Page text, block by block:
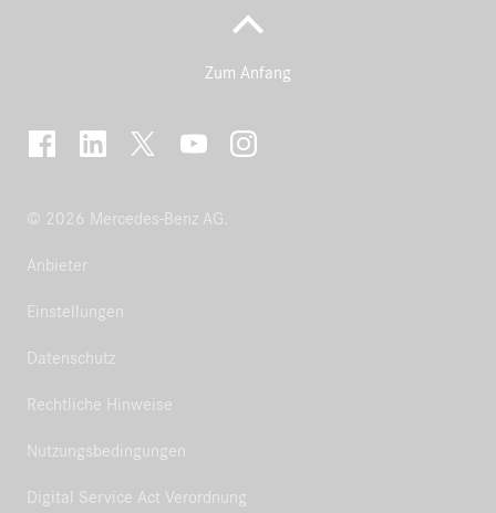
Zum Anfang
© 2026 Mercedes-Benz AG.
Anbieter
Einstellungen
Datenschutz
Rechtliche Hinweise
Nutzungsbedingungen
Digital Service Act Verordnung